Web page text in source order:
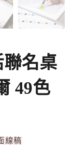
聯名桌
49色
線稿